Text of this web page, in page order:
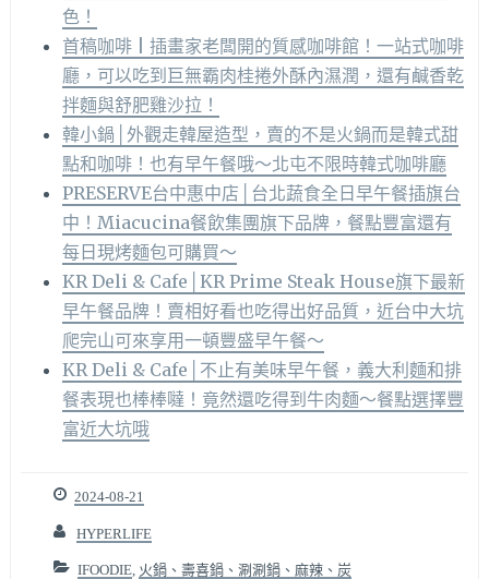
色！
首稿咖啡 | 插畫家老闆開的質感咖啡館！一站式咖啡
廳，可以吃到巨無霸肉桂捲外酥內濕潤，還有鹹香乾
拌麵與舒肥雞沙拉！
韓小鍋│外觀走韓屋造型，賣的不是火鍋而是韓式甜
點和咖啡！也有早午餐哦～北屯不限時韓式咖啡廳
PRESERVE台中惠中店│台北蔬食全日早午餐插旗台
中！Miacucina餐飲集團旗下品牌，餐點豐富還有
每日現烤麵包可購買～
KR Deli & Cafe│KR Prime Steak House旗下最新
早午餐品牌！賣相好看也吃得出好品質，近台中大坑
爬完山可來享用一頓豐盛早午餐～
KR Deli & Cafe│不止有美味早午餐，義大利麵和排
餐表現也棒棒噠！竟然還吃得到牛肉麵～餐點選擇豐
富近大坑哦
2024-08-21
HYPERLIFE
IFOODIE, 火鍋、壽喜鍋、涮涮鍋、麻辣、炭